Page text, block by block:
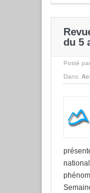
du 5
Posté
Dans: